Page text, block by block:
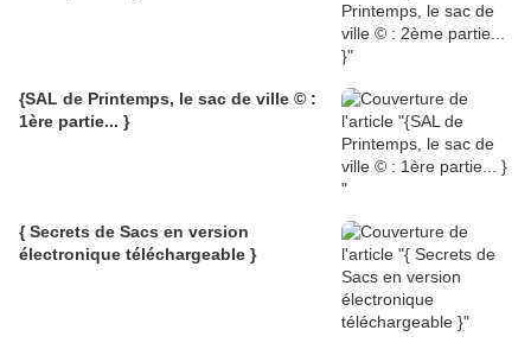
{SAL de Printemps, le sac de ville © :
1ère partie... }
{ Secrets de Sacs en version
électronique téléchargeable }